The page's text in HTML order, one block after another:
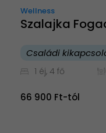
Wellness
Szalajka
Családi
1 éj, 4 fő
66 900 Ft-tól